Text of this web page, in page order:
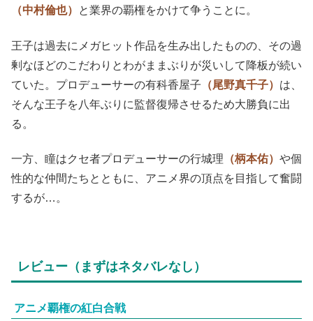
（中村倫也）
と業界の覇権をかけて争うことに。
王子は過去にメガヒット作品を生み出したものの、その過
剰なほどのこだわりとわがままぶりが災いして降板が続い
ていた。プロデューサーの有科香屋子 （尾野真千子） は、
そんな王子を八年ぶりに監督復帰させるため大勝負に出
る。
一方、瞳はクセ者プロデューサーの行城理 （柄本佑） や個
性的な仲間たちとともに、アニメ界の頂点を目指して奮闘
するが…。
レビュー（まずはネタバレなし）
アニメ覇権の紅白合戦